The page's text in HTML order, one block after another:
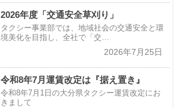
2026年度「交通安全草刈り」
タクシー事業部では、地域社会の交通安全と環
境美化を目指し、全社で「交…
2026年7月25日
令和8年7月運賃改定は『据え置き』
令和8年7月1日の大分県タクシー運賃改定にお
きまして